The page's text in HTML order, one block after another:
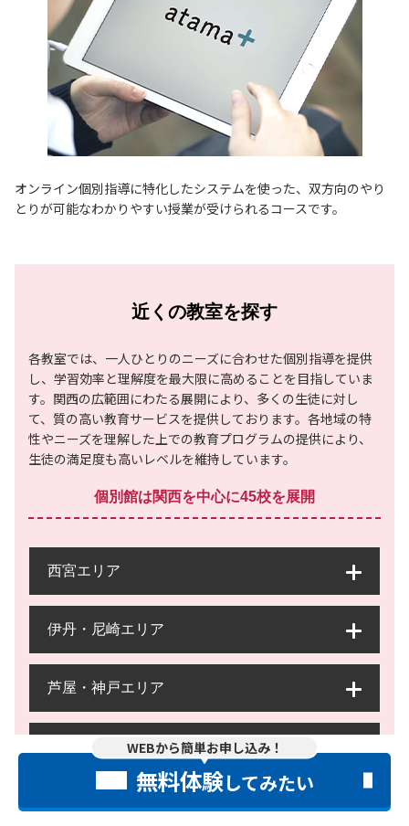
オンライン個別指導に特化したシステムを使った、双方向のやり
とりが可能なわかりやすい授業が受けられるコースです。
近くの教室を探す
各教室では、一人ひとりのニーズに合わせた個別指導を提供
し、学習効率と理解度を最大限に高めることを目指していま
す。関西の広範囲にわたる展開により、多くの生徒に対し
て、質の高い教育サービスを提供しております。各地域の特
性やニーズを理解した上での教育プログラムの提供により、
生徒の満足度も高いレベルを維持しています。
個別館は関西を中心に45校を展開
西宮エリア
伊丹・尼崎エリア
芦屋・神戸エリア
宝塚・川西エリア
WEBから簡単お申し込み！
無料体験してみたい